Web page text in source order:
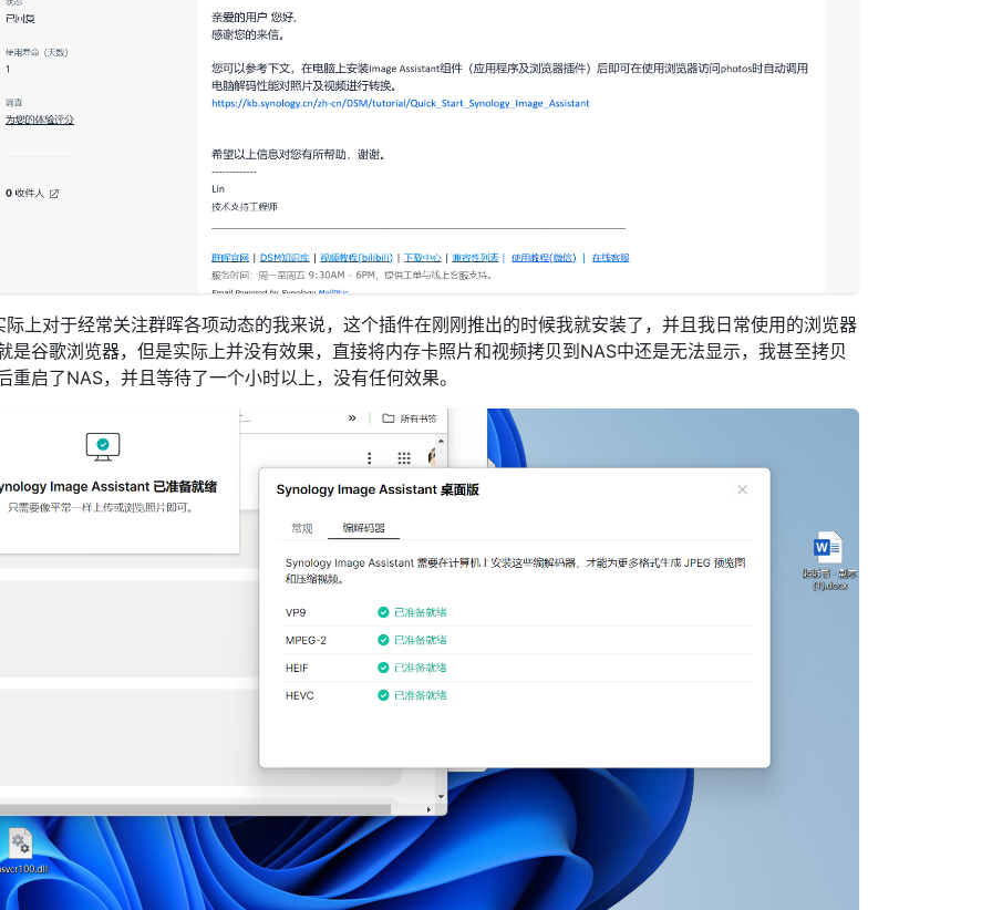
际上对于经常关注群晖各项动态的我来说，这个插件在刚刚推出的时候我就安装了，并且我日常使用的浏览器
是谷歌浏览器，但是实际上并没有效果，直接将内存卡照片和视频拷贝到NAS中还是无法显示，我甚至拷贝
重启了NAS，并且等待了一个小时以上，没有任何效果。